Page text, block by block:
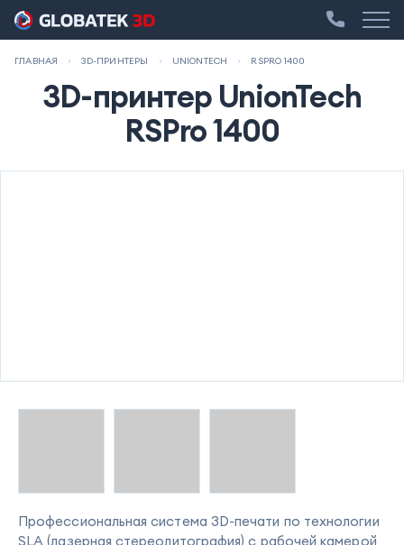
ГЛАВНАЯ 3D-ПРИНТЕРЫ UNIONTECH RSPRO 1400
3D-принтер UnionTech
RSPro 1400
Профессиональная система 3D-печати по технологии
SLA (лазерная стереолитография) с рабочей камерой